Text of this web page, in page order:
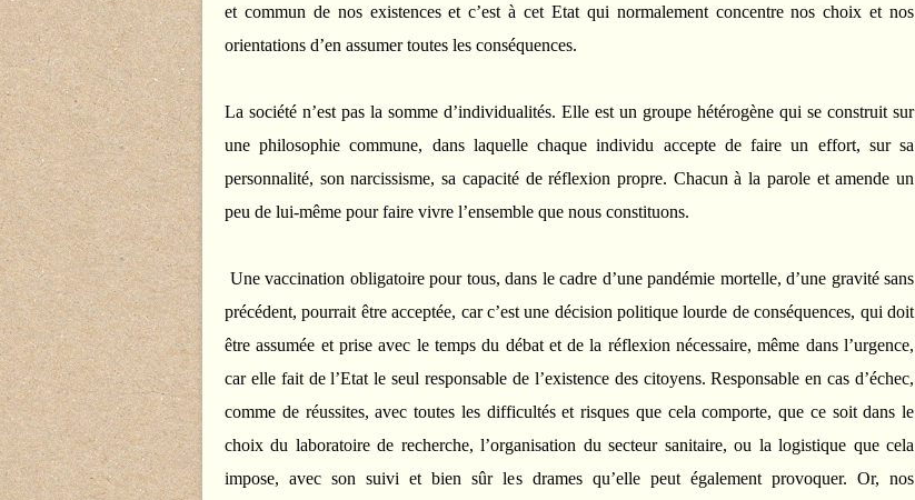
et commun de nos existences et c’est à cet Etat qui normalement concentre nos choix et nos
orientations d’en assumer toutes les conséquences.
La société n’est pas la somme d’individualités. Elle est un groupe hétérogène qui se construit sur
une philosophie commune, dans laquelle chaque individu accepte de faire un effort, sur sa
personnalité, son narcissisme, sa capacité de réflexion propre. Chacun à la parole et amende un
peu de lui-même pour faire vivre l’ensemble que nous constituons.
Une vaccination obligatoire pour tous, dans le cadre d’une pandémie mortelle, d’une gravité sans
précédent, pourrait être acceptée, car c’est une décision politique lourde de conséquences, qui doit
être assumée et prise avec le temps du débat et de la réflexion nécessaire, même dans l’urgence,
car elle fait de l’Etat le seul responsable de l’existence des citoyens. Responsable en cas d’échec,
comme de réussites, avec toutes les difficultés et risques que cela comporte, que ce soit dans le
choix du laboratoire de recherche, l’organisation du secteur sanitaire, ou la logistique que cela
impose, avec son suivi et bien sûr les drames qu’elle peut également provoquer. Or, nos